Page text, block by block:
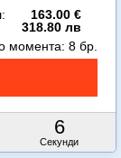
163.00 €
318.80 лв
4
Секунди
момента: 8 бр.